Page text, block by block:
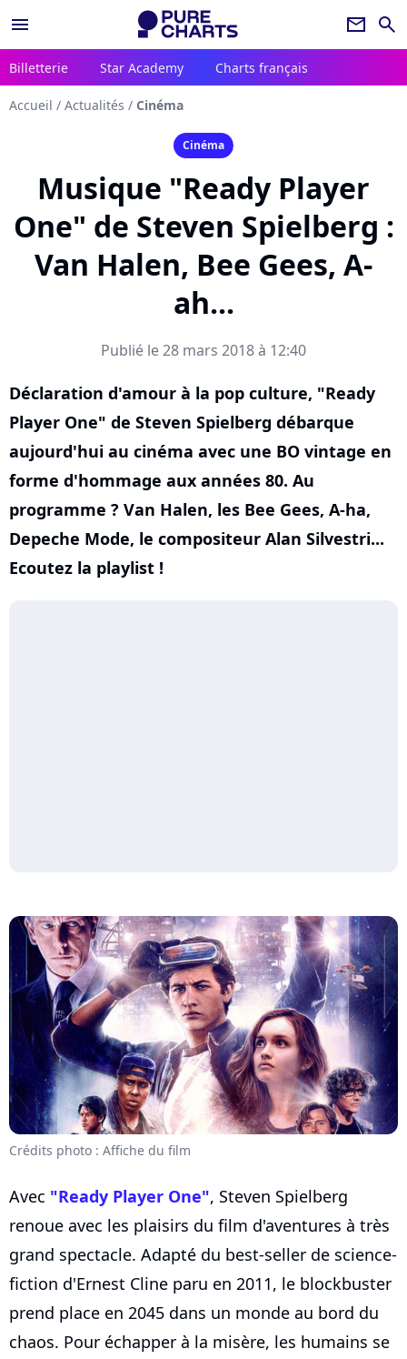
menu newsletter search
Billetterie Star Academy Charts français
Accueil / Actualités / Cinéma
Cinéma
Musique "Ready Player
One" de Steven Spielberg :
Van Halen, Bee Gees, A-
ah...
Publié le 28 mars 2018 à 12:40
Déclaration d'amour à la pop culture, "Ready
Player One" de Steven Spielberg débarque
aujourd'hui au cinéma avec une BO vintage en
forme d'hommage aux années 80. Au
programme ? Van Halen, les Bee Gees, A-ha,
Depeche Mode, le compositeur Alan Silvestri...
Ecoutez la playlist !
Crédits photo : Affiche du film
Avec "Ready Player One", Steven Spielberg
renoue avec les plaisirs du film d'aventures à très
grand spectacle. Adapté du best-seller de science-
fiction d'Ernest Cline paru en 2011, le blockbuster
prend place en 2045 dans un monde au bord du
chaos. Pour échapper à la misère, les humains se